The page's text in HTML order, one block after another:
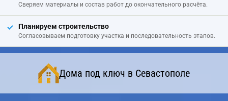
Сверяем материалы и состав работ до окончательного расчёта.
Планируем строительство
Согласовываем подготовку участка и последовательность этапов.
Дома под ключ в Севастополе